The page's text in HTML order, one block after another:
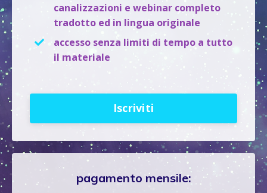
canalizzazioni e webinar completo
tradotto ed in lingua originale
accesso senza limiti di tempo a tutto
il materiale
Iscriviti
pagamento mensile: